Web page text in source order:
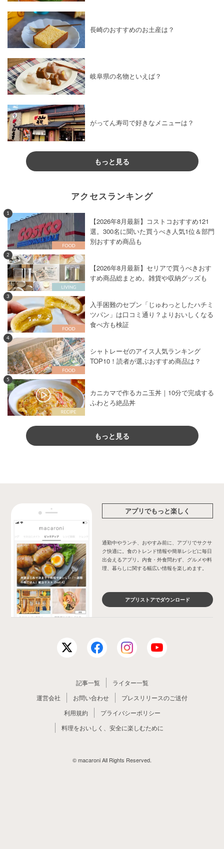
長崎のおすすめのお土産は？
岐阜県の名物といえば？
がってん寿司で好きなメニューは？
もっと見る
アクセスランキング
1
【2026年8月最新】コストコおすすめ121
選。300名に聞いた買うべき人気1位＆部門
別おすすめ商品も
2
【2026年8月最新】セリアで買うべきおす
すめ商品総まとめ。雑貨や収納グッズも
3
入手困難のセブン「じゅわっとしたハチミ
ツパン」は口コミ通り？よりおいしくなる
食べ方も検証
4
シャトレーゼのアイス人気ランキング
TOP10！読者が選ぶおすすめ商品は？
5
カニカマで作るカニ玉丼｜10分で完成する
ふわとろ絶品丼
もっと見る
アプリでもっと楽しく
通勤中やランチ、おやすみ前に、アプリでサクサ
ク快適に。食のトレンド情報や簡単レシピに毎日
出会えるアプリ。内食・外食問わず、グルメや料
理、暮らしに関する幅広い情報を楽しめます。
アプリストアでダウンロード
記事一覧
ライター一覧
運営会社
お問い合わせ
プレスリリースのご送付
利用規約
プライバシーポリシー
料理をおいしく、安全に楽しむために
© macaroni All Rights Reserved.